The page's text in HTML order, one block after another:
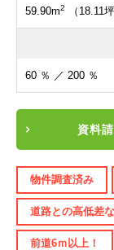
59.90m2 （18.11坪
60 ％ ／ 200 ％
資料
物件調査済み
道路との高低差な
前道6ｍ以上！